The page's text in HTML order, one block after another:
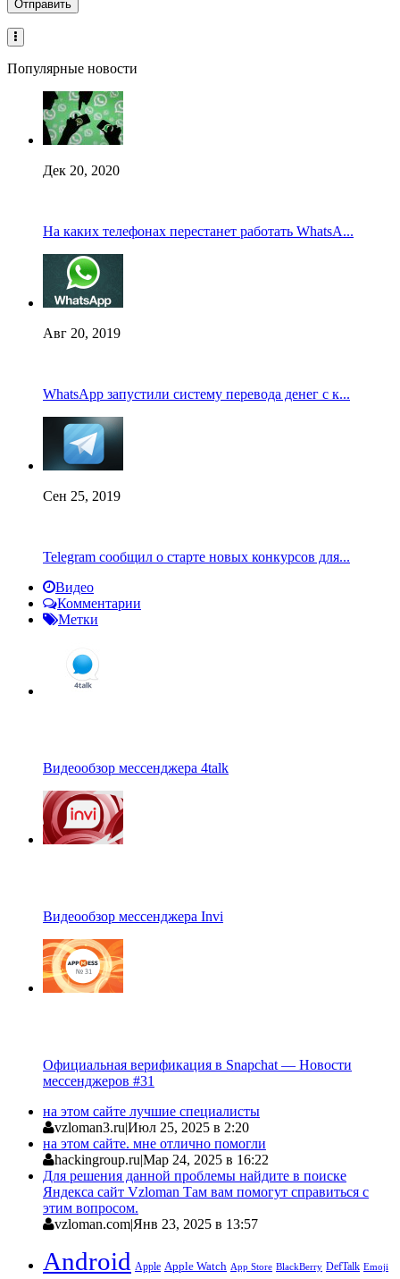
Популярные новости
Дек 20, 2020
На каких телефонах перестанет работать WhatsA...
Авг 20, 2019
WhatsApp запустили систему перевода денег с к...
Сен 25, 2019
Telegram сообщил о старте новых конкурсов для...
Видео
Комментарии
Метки
Видеообзор мессенджера 4talk
Видеообзор мессенджера Invi
Официальная верификация в Snapchat — Новости
мессенджеров #31
на этом сайте лучшие специалисты
vzloman3.ru|Июл 25, 2025 в 2:20
на этом сайте. мне отлично помогли
hackingroup.ru|Мар 24, 2025 в 16:22
Для решения данной проблемы найдите в поиске
Яндекса сайт Vzloman Там вам помогут справиться с
этим вопросом.
vzloman.com|Янв 23, 2025 в 13:57
Android Apple Apple Watch App Store BlackBerry DefTalk Emoji